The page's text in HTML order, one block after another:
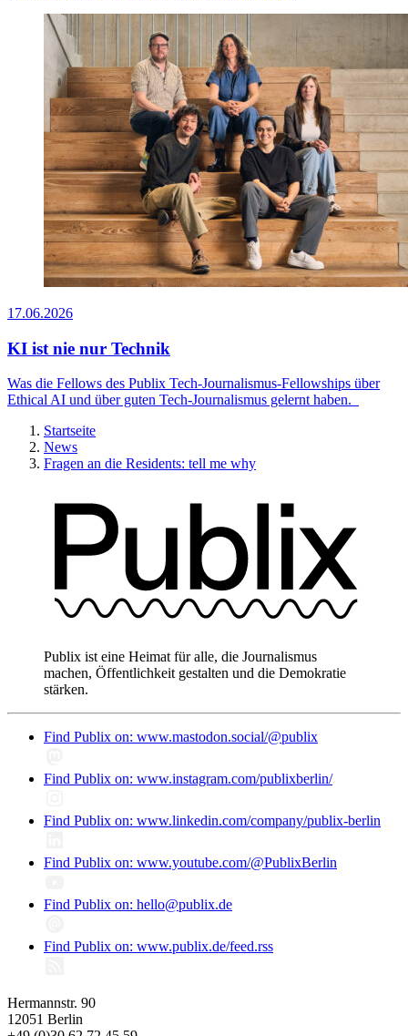
17.06.2026
KI ist nie nur Technik
Was die Fellows des Publix Tech-Journalismus-Fellowships über
Ethical AI und über guten Tech-Journalismus gelernt haben.
Startseite
News
Fragen an die Residents: tell me why
Publix ist eine Heimat für alle, die Journalismus
machen, Öffentlichkeit gestalten und die Demokratie
stärken.
Find Publix on: www.mastodon.social/@publix
Find Publix on: www.instagram.com/publixberlin/
Find Publix on: www.linkedin.com/company/publix-berlin
Find Publix on: www.youtube.com/@PublixBerlin
Find Publix on: hello@publix.de
Find Publix on: www.publix.de/feed.rss
Hermannstr. 90
12051 Berlin